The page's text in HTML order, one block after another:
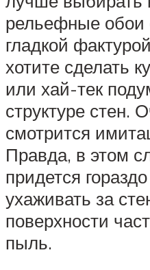
рельефные обои
гладкой
хотите сделать
или хай-тек
структуре стен.
смотрится
Правда, в этом
придется
ухаживать за
поверхности
пыль.